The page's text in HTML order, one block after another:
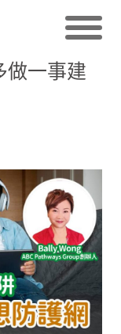
做一事建